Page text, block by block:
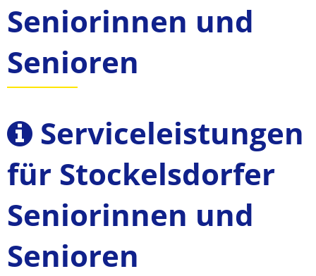
Senior:innen
Seniorinnen und
Senioren
Serviceleistungen
für Stockelsdorfer
Seniorinnen und
Senioren